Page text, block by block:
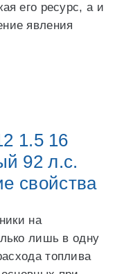
его ресурс, а и
явления
1.5 16
92 л.с.
свойства
на
лишь в одну
топлива